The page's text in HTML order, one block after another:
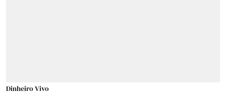
Dinheiro Vivo